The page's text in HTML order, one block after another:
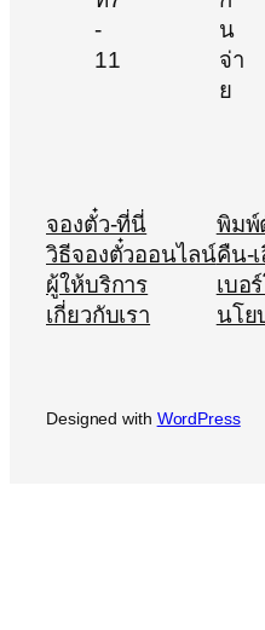
จองตั๋ว-ที่นี่
วิธีจองตั๋วออนไลน์
ผู้ให้บริการ
เกี่ยวกับเรา
พิมพ์
คืน-
เบอ
นโย
Designed with WordPress